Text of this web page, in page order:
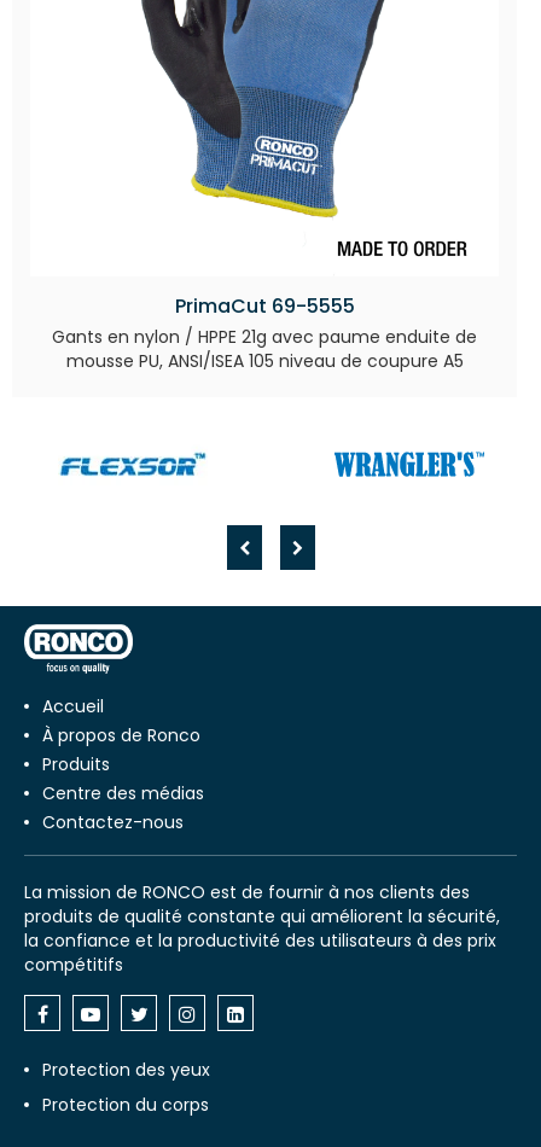
PrimaCut 69-5555
Gants en nylon / HPPE 21g avec paume enduite de
mousse PU, ANSI/ISEA 105 niveau de coupure A5
Accueil
À propos de Ronco
Produits
Centre des médias
Contactez-nous
La mission de RONCO est de fournir à nos clients des
produits de qualité constante qui améliorent la sécurité,
la confiance et la productivité des utilisateurs à des prix
compétitifs
Protection des yeux
Protection du corps